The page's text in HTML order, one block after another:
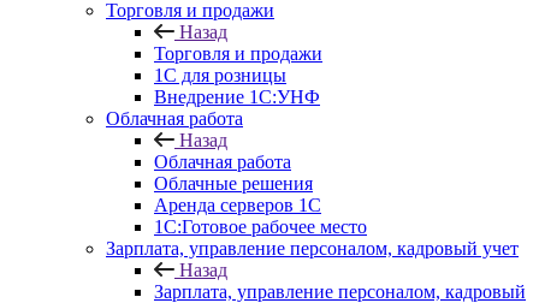
Торговля и продажи
Назад
Торговля и продажи
1С для розницы
Внедрение 1С:УНФ
Облачная работа
Назад
Облачная работа
Облачные решения
Аренда серверов 1С
1C:Готовое рабочее место
Зарплата, управление персоналом, кадровый учет
Назад
Зарплата, управление персоналом, кадровый